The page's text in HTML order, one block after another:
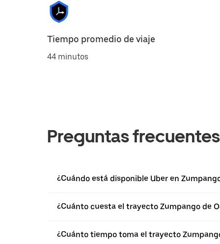
Tiempo promedio de viaje
44 minutos
Preguntas frecuentes
¿Cuándo está disponible Uber en
¿Cuánto cuesta el trayecto Zumpango de
¿Cuánto tiempo toma el trayecto